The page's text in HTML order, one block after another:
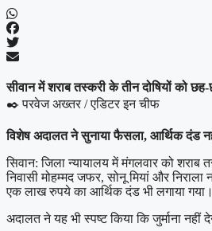
सीवान में शराब तस्करी के तीन दोषियों को
✒️ परवेज अख्तर / एडिटर इन चीफ
विशेष अदालत ने सुनाया फैसला, आर्थिक दंड
सिवान: जिला न्यायालय में मंगलवार को
निवासी मोहम्मद जफर, सोनू मियां और
एक लाख रुपये का आर्थिक दंड भी लगाया गया।
अदालत ने यह भी स्पष्ट किया कि जुर्माना नहीं